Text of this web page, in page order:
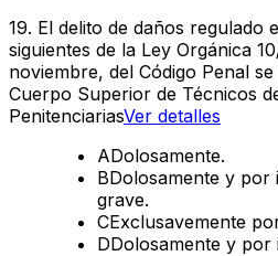
19. El delito de daños regulado
siguientes de la Ley Orgánica
noviembre, del Código Penal
Cuerpo Superior de Técnicos
PenitenciariasVer detalles
ADolosamente.
BDolosamente y por
grave.
CExclusavemente
DDolosamente y por